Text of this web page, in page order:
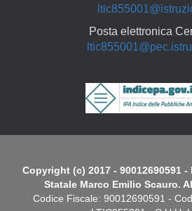
Posta elettronica
Copyright (c) 2017 - 90012690591
Statale Marco Emilio Scauro.
Codice Fiscale: 90012690591 -